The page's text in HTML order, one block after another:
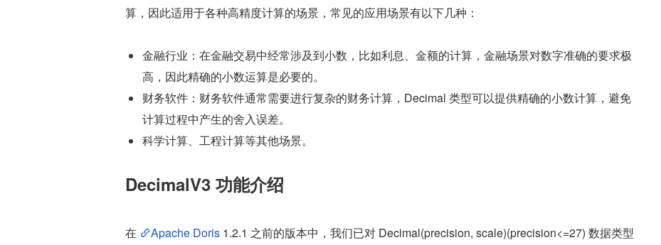
算，因此适用于各种高精度计算的场景，常见的应用场景有以下几种：
金融行业：在金融交易中经常涉及到小数，比如利息、金额的计算，金融场景对数字准确的要求极
高，因此精确的小数运算是必要的。
财务软件：财务软件通常需要进行复杂的财务计算，Decimal 类型可以提供精确的小数计算，避免
计算过程中产生的舍入误差。
科学计算、工程计算等其他场景。
DecimalV3 功能介绍
在 Apache Doris 1.2.1 之前的版本中，我们已对 Decimal(precision, scale)(precision<=27) 数据类型